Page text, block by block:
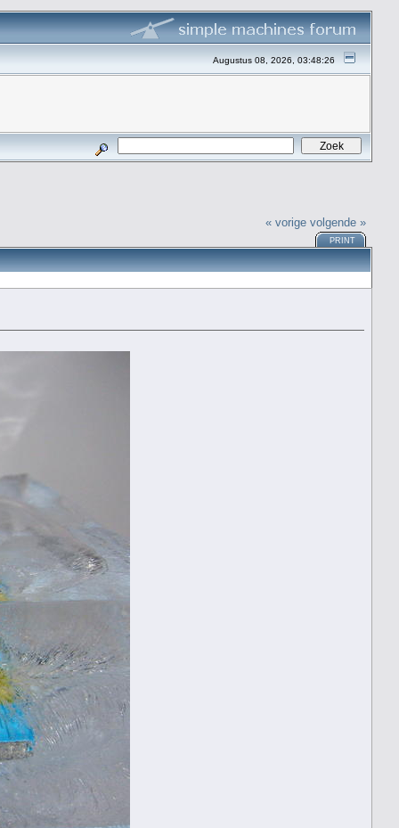
Augustus 08, 2026, 03:48:26
« vorige volgende »
PRINT